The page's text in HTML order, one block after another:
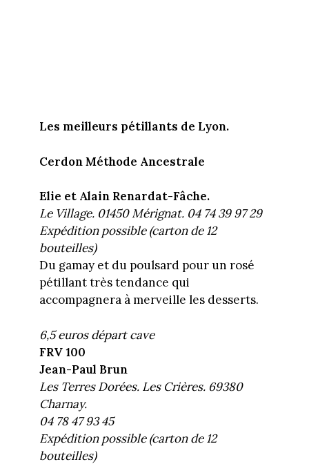
Les meilleurs pétillants de Lyon.
Cerdon Méthode Ancestrale
Elie et Alain Renardat-Fâche.
Le Village. 01450 Mérignat. 04 74 39 97 29
Expédition possible (carton de 12
bouteilles)
Du gamay et du poulsard pour un rosé
pétillant très tendance qui
accompagnera à merveille les desserts.
6,5 euros départ cave
FRV 100
Jean-Paul Brun
Les Terres Dorées. Les Crières. 69380
Charnay.
04 78 47 93 45
Expédition possible (carton de 12
bouteilles)